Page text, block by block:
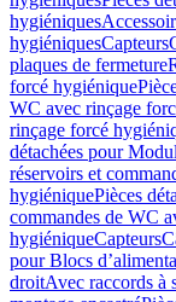
hygiéniques
hygiéniquesCapteurs
plaques de fermeture
forcé hygiénique
WC avec rinçage
rinçage forcé
détachées pour
réservoirs et
hygiéniquePièces
commandes de WC
hygiéniqueCapteurs
pour Blocs
droitAvec raccords à